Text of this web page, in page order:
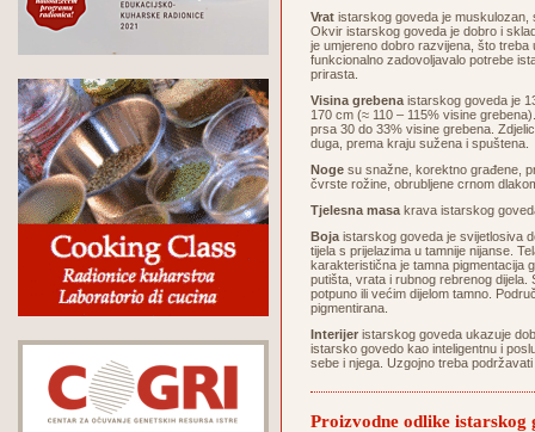
Vrat istarskog goveda je muskulozan,
Okvir istarskog goveda je dobro i
je umjereno dobro razvijena, što
funkcionalno zadovoljavalo potrebe
prirasta.
Visina grebena istarskog goveda je
170 cm (≈ 110 – 115% visine
prsa 30 do 33% visine grebena.
duga, prema kraju sužena i spuštena.
Noge su snažne, korektno građene,
čvrste rožine, obrubljene crnom
Tjelesna masa krava istarskog
Boja istarskog goveda je svijetlosiva
tijela s prijelazima u tamnije nijanse.
karakteristična je tamna pigmentacija
putišta, vrata i rubnog rebrenog
potpuno ili većim dijelom tamno.
pigmentirana.
Interijer istarskog goveda ukazuje
istarsko govedo kao inteligentnu i
sebe i njega. Uzgojno treba
Proizvodne odlike istarskog